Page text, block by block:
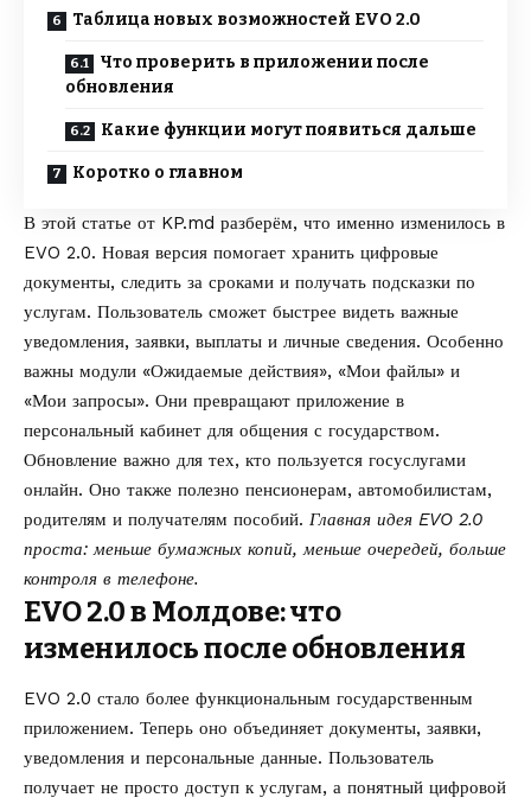
Таблица новых возможностей EVO 2.0
Что проверить в приложении после
обновления
Какие функции могут появиться дальше
Коротко о главном
В этой статье от KP.md разберём, что именно изменилось в
EVO 2.0. Новая версия помогает хранить цифровые
документы, следить за сроками и получать подсказки по
услугам. Пользователь сможет быстрее видеть важные
уведомления, заявки, выплаты и личные сведения. Особенно
важны модули «Ожидаемые действия», «Мои файлы» и
«Мои запросы». Они превращают приложение в
персональный кабинет для общения с государством.
Обновление важно для тех, кто пользуется госуслугами
онлайн. Оно также полезно пенсионерам, автомобилистам,
родителям и получателям пособий. Главная идея EVO 2.0
проста: меньше бумажных копий, меньше очередей, больше
контроля в телефоне.
EVO 2.0 в Молдове: что
изменилось после обновления
EVO 2.0 стало более функциональным государственным
приложением. Теперь оно объединяет документы, заявки,
уведомления и персональные данные. Пользователь
получает не просто доступ к услугам, а понятный цифровой